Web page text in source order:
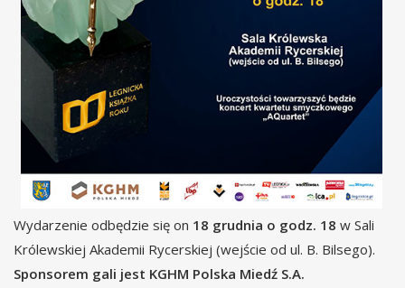
Wydarzenie odbędzie się on 18 grudnia o godz. 18 w Sali
Królewskiej Akademii Rycerskiej (wejście od ul. B. Bilsego).
Sponsorem gali jest KGHM Polska Miedź S.A.